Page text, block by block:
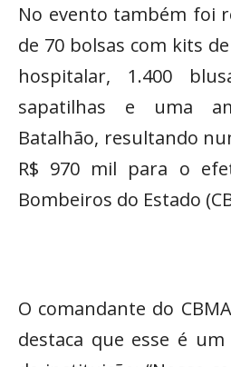
No evento também foi
de 70 bolsas com kits
hospitalar, 1.400
sapatilhas e uma
Batalhão, resultando
R$ 970 mil para o
Bombeiros do Estado
O comandante do
destaca que esse é